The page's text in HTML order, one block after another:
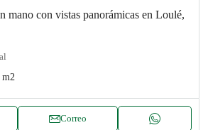
mano con vistas panorámicas en Loulé,
m2
Correo